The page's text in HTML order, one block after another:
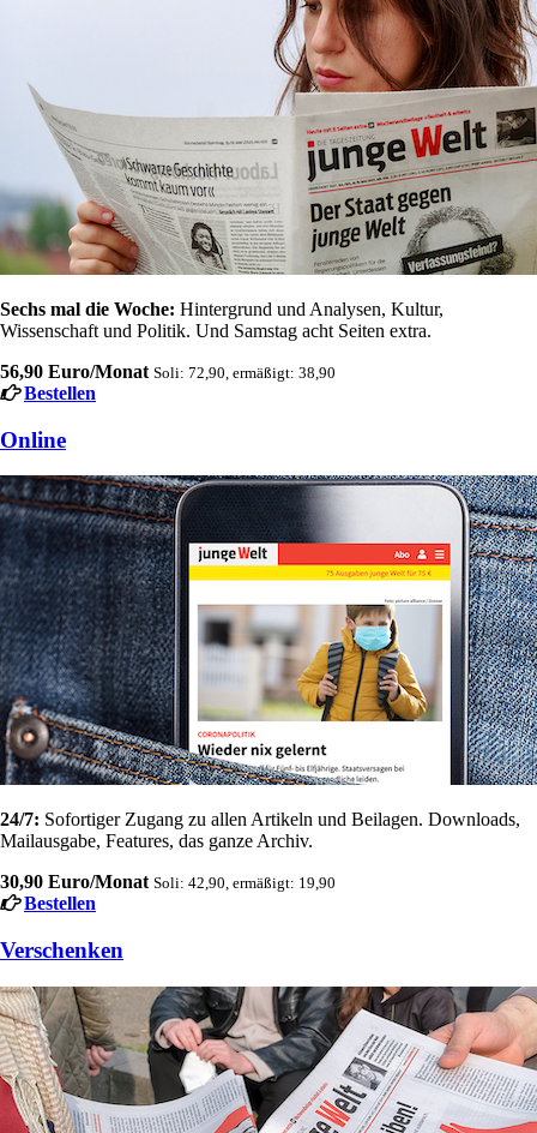
Sechs mal die Woche: Hintergrund und Analysen, Kultur,
Wissenschaft und Politik. Und Samstag acht Seiten extra.
56,90 Euro/Monat Soli: 72,90, ermäßigt: 38,90
Bestellen
Online
24/7: Sofortiger Zugang zu allen Artikeln und Beilagen. Downloads,
Mailausgabe, Features, das ganze Archiv.
30,90 Euro/Monat Soli: 42,90, ermäßigt: 19,90
Bestellen
Verschenken